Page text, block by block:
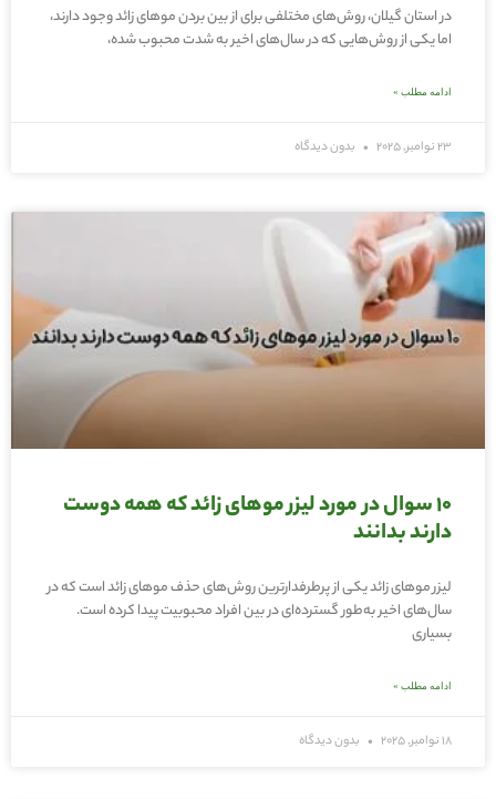
در استان گیلان، روش‌های مختلفی برای از بین بردن موهای زائد وجود دارند،
اما یکی از روش‌هایی که در سال‌های اخیر به شدت محبوب شده،
ادامه مطلب »
23 نوامبر, 2025 بدون دیدگاه
10 سوال در مورد لیزر موهای زائد که همه دوست
دارند بدانند
لیزر موهای زائد یکی از پرطرفدارترین روش‌های حذف موهای زائد است که در
سال‌های اخیر به‌طور گسترده‌ای در بین افراد محبوبیت پیدا کرده است.
بسیاری
ادامه مطلب »
18 نوامبر, 2025 بدون دیدگاه